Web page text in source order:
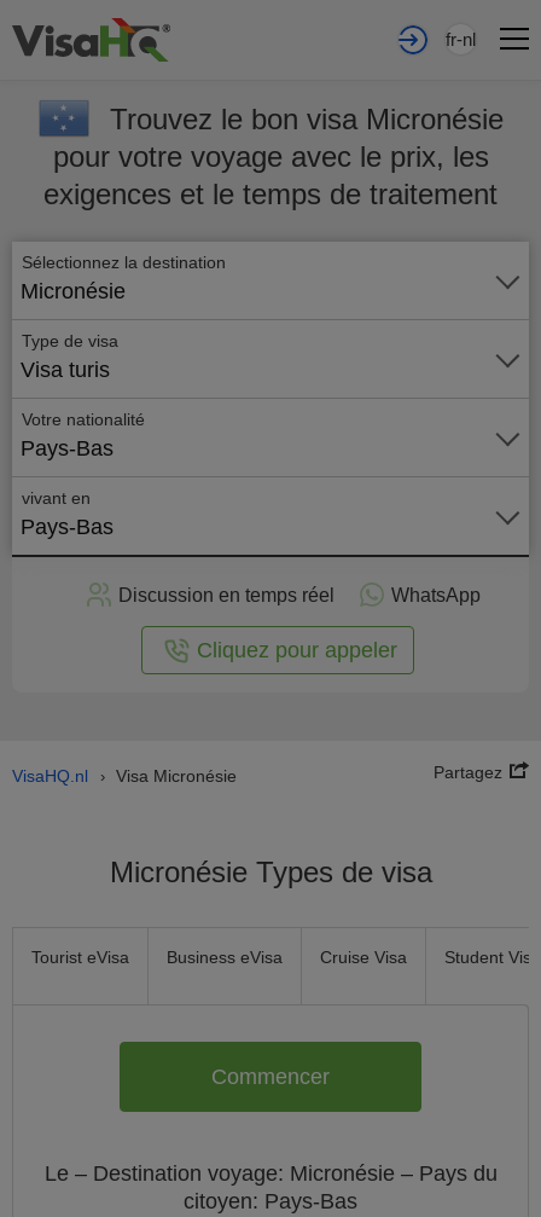
fr-nl
Trouvez le bon visa Micronésie
pour votre voyage avec le prix, les
exigences et le temps de traitement
Sélectionnez la destination
Micronésie
Type de visa
Visa turis
Votre nationalité
Pays-Bas
vivant en
Pays-Bas
Discussion en temps réel WhatsApp
Cliquez pour appeler
VisaHQ.nl › Visa Micronésie Partagez
Micronésie Types de visa
Tourist eVisa Business eVisa Cruise Visa Student Visa
Commencer
Le – Destination voyage: Micronésie – Pays du
citoyen: Pays-Bas